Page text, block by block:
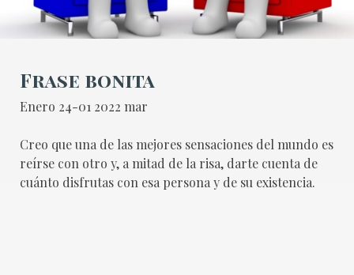
Frase bonita
Enero 24-01 2022 mar
Creo que una de las mejores sensaciones del mundo es
reírse con otro y, a mitad de la risa, darte cuenta de
cuánto disfrutas con esa persona y de su existencia.